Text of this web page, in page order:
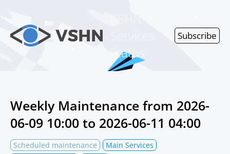
Status
Subscribe
Weekly Maintenance from 2026-
06-09 10:00 to 2026-06-11 04:00
Scheduled maintenance
Main Services